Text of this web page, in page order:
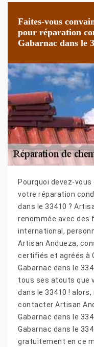
Faites-vous
pour réparation
Gabarnac dans le
Pourquoi devez-
votre réparation
dans le 33410 ?
renommée avec des
international,
Artisan Andueza,
certifiés et agréés à
Gabarnac dans le
tous ses atouts que
dans le 33410 !
contacter Artisan
Gabarnac dans le
Gabarnac dans le
gratuitement en ce